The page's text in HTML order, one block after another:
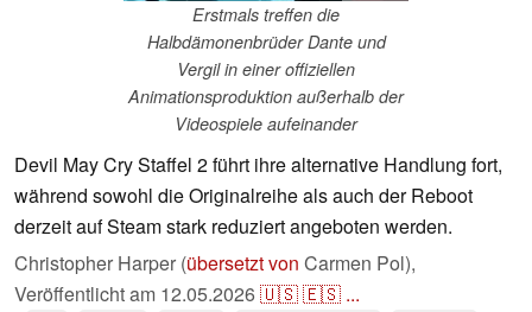
Erstmals treffen die
Halbdämonenbrüder Dante und
Vergil in einer offiziellen
Animationsproduktion außerhalb der
Videospiele aufeinander
Devil May Cry Staffel 2 führt ihre alternative Handlung fort,
während sowohl die Originalreihe als auch der Reboot
derzeit auf Steam stark reduziert angeboten werden.
Christopher Harper (übersetzt von Carmen Pol),
Veröffentlicht am 12.05.2026🇺🇸🇪🇸 ...